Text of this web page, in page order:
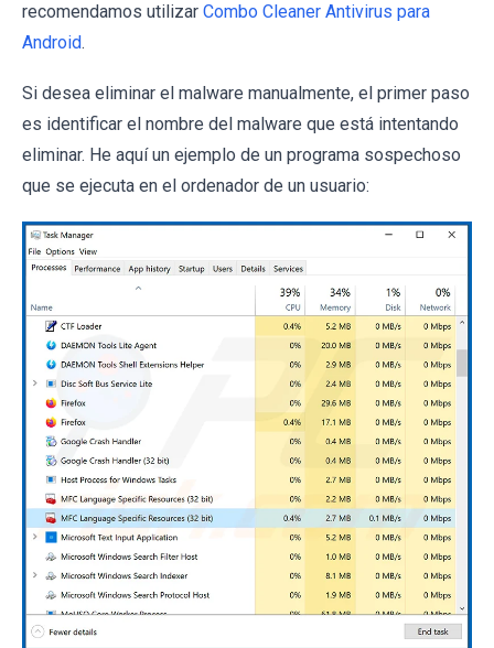
recomendamos utilizar Combo Cleaner Antivirus para
Android.
Si desea eliminar el malware manualmente, el primer paso
es identificar el nombre del malware que está intentando
eliminar. He aquí un ejemplo de un programa sospechoso
que se ejecuta en el ordenador de un usuario: